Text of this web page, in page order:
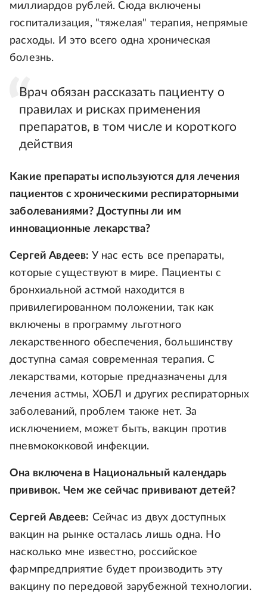
миллиардов рублей. Сюда включены
госпитализация, "тяжелая" терапия, непрямые
расходы. И это всего одна хроническая
болезнь.
Врач обязан рассказать пациенту о
правилах и рисках применения
препаратов, в том числе и короткого
действия
Какие препараты используются для лечения
пациентов с хроническими респираторными
заболеваниями? Доступны ли им
инновационные лекарства?
Сергей Авдеев: У нас есть все препараты,
которые существуют в мире. Пациенты с
бронхиальной астмой находится в
привилегированном положении, так как
включены в программу льготного
лекарственного обеспечения, большинству
доступна самая современная терапия. С
лекарствами, которые предназначены для
лечения астмы, ХОБЛ и других респираторных
заболеваний, проблем также нет. За
исключением, может быть, вакцин против
пневмококковой инфекции.
Она включена в Национальный календарь
прививок. Чем же сейчас прививают детей?
Сергей Авдеев: Сейчас из двух доступных
вакцин на рынке осталась лишь одна. Но
насколько мне известно, российское
фармпредприятие будет производить эту
вакцину по передовой зарубежной технологии.